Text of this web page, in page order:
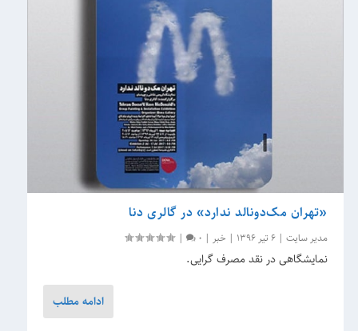
«تهران مک‌دونالد ندارد» در گالری دنا
مدیر سایت |6 تیر 1396 | خبر |
0
|
نمایشگاهی در نقد مصرف گرایی.
ادامه مطلب